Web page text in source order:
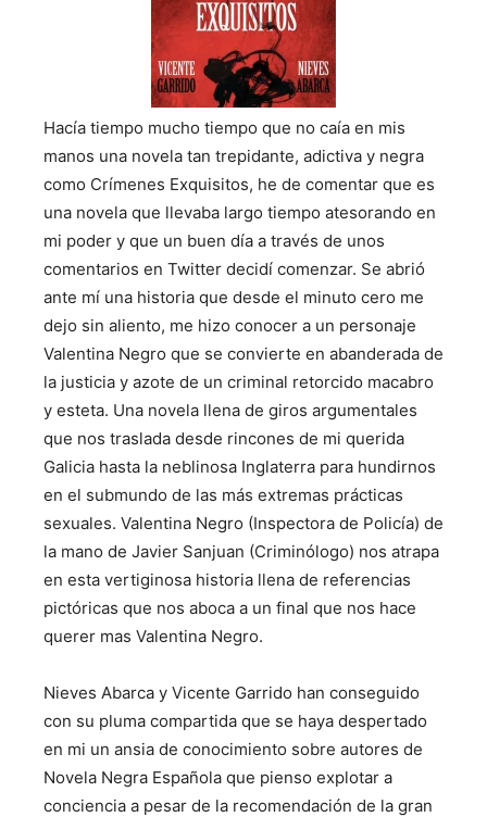
Hacía tiempo mucho tiempo que no caía en mis
manos una novela tan trepidante, adictiva y negra
como Crímenes Exquisitos, he de comentar que es
una novela que llevaba largo tiempo atesorando en
mi poder y que un buen día a través de unos
comentarios en Twitter decidí comenzar. Se abrió
ante mí una historia que desde el minuto cero me
dejo sin aliento, me hizo conocer a un personaje
Valentina Negro que se convierte en abanderada de
la justicia y azote de un criminal retorcido macabro
y esteta. Una novela llena de giros argumentales
que nos traslada desde rincones de mi querida
Galicia hasta la neblinosa Inglaterra para hundirnos
en el submundo de las más extremas prácticas
sexuales. Valentina Negro (Inspectora de Policía) de
la mano de Javier Sanjuan (Criminólogo) nos atrapa
en esta vertiginosa historia llena de referencias
pictóricas que nos aboca a un final que nos hace
querer mas Valentina Negro.
Nieves Abarca y Vicente Garrido han conseguido
con su pluma compartida que se haya despertado
en mi un ansia de conocimiento sobre autores de
Novela Negra Española que pienso explotar a
conciencia a pesar de la recomendación de la gran